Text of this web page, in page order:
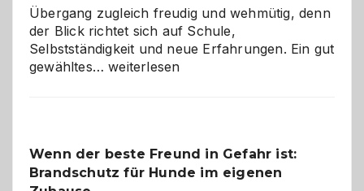
Übergang zugleich freudig und wehmütig, denn
der Blick richtet sich auf Schule,
Selbstständigkeit und neue Erfahrungen. Ein gut
gewähltes…Abschied
und
herzlich
weiterlesen
Wenn der beste Freund in Gefahr ist:
Brandschutz für Hunde im eigenen